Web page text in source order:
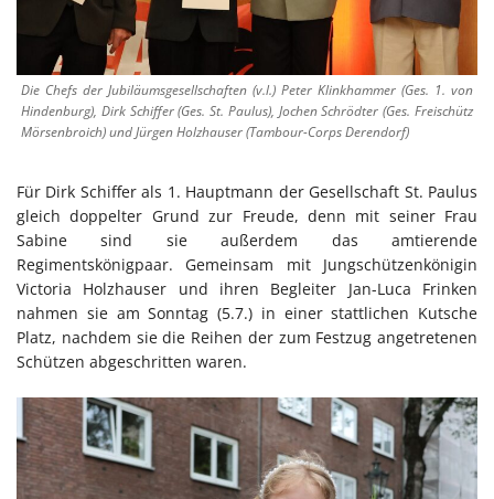
Die Chefs der Jubiläumsgesellschaften (v.l.) Peter Klinkhammer (Ges. 1. von
Hindenburg), Dirk Schiffer (Ges. St. Paulus), Jochen Schrödter (Ges. Freischütz
Mörsenbroich) und Jürgen Holzhauser (Tambour-Corps Derendorf)
Für Dirk Schiffer als 1. Hauptmann der Gesellschaft St. Paulus
gleich doppelter Grund zur Freude, denn mit seiner Frau
Sabine sind sie außerdem das amtierende
Regimentskönigpaar. Gemeinsam mit Jungschützenkönigin
Victoria Holzhauser und ihren Begleiter Jan-Luca Frinken
nahmen sie am Sonntag (5.7.) in einer stattlichen Kutsche
Platz, nachdem sie die Reihen der zum Festzug angetretenen
Schützen abgeschritten waren.